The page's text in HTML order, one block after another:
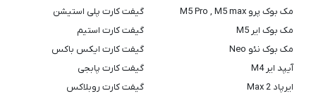
مک بوک پرو M5 Pro , M5 max
مک بوک ایر M5
مک بوک نئو Neo
آیپد ایر M4
ایرپاد Max 2
گیفت کارت پلی استیشن
گیفت کارت استیم
گیفت کارت ایکس باکس
گیفت کارت پابجی
گیفت کارت روبلاکس